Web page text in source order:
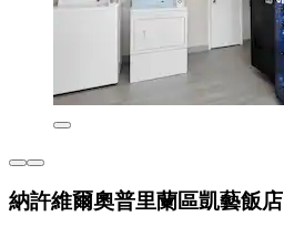
納許維爾奧普里蘭區凱藝飯店